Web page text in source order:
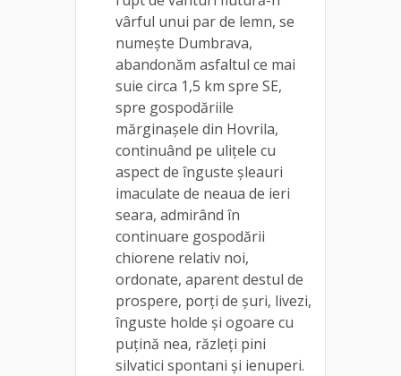
vârful unui par de lemn, se
numește Dumbrava,
abandonăm asfaltul ce mai
suie circa 1,5 km spre SE,
spre gospodăriile
mărginașele din Hovrila,
continuând pe ulițele cu
aspect de înguste șleauri
imaculate de neaua de ieri
seara, admirând în
continuare gospodării
chiorene relativ noi,
ordonate, aparent destul de
prospere, porți de șuri, livezi,
înguste holde și ogoare cu
puțină nea, răzleți pini
silvatici spontani și ienuperi.